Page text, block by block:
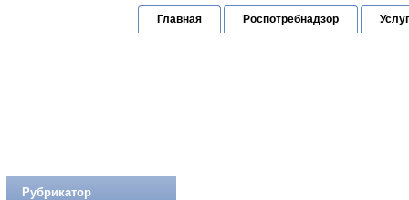
Главная Роспотребнадзор
Рубрикатор